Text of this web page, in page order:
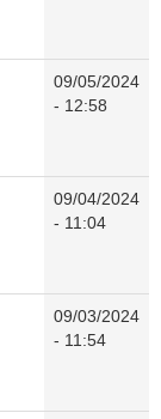
09/05/2024
- 12:58
09/04/2024
- 11:04
09/03/2024
- 11:54